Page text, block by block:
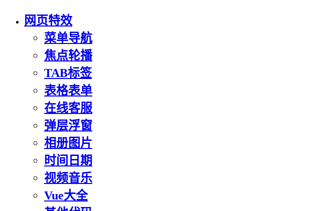
网页特效
菜单导航
焦点轮播
TAB标签
表格表单
在线客服
弹层浮窗
相册图片
时间日期
视频音乐
Vue大全